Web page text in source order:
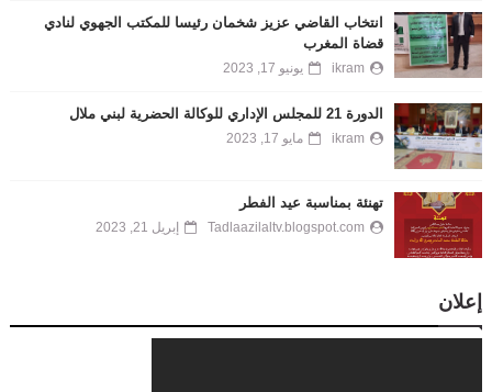
انتخاب القاضي عزيز شخمان رئيسا للمكتب الجهوي لنادي
قضاة المغرب
ikram يونيو 17, 2023
الدورة 21 للمجلس الإداري للوكالة الحضرية لبني ملال
ikram مايو 17, 2023
تهنئة بمناسبة عيد الفطر
Tadlaazilaltv.blogspot.com إبريل 21, 2023
إعلان